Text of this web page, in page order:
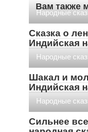
Вам также
Народные
Сказка о
Индийская
Народные
Шакал и
Индийская
Народные
Сильнее